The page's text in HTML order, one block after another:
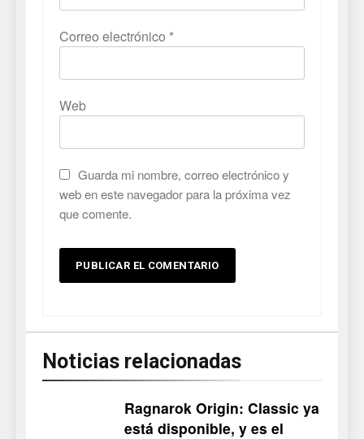
Correo electrónico *
Web
Guarda mi nombre, correo electrónico y
web en este navegador para la próxima vez
que comente.
Noticias relacionadas
Ragnarok Origin: Classic ya
está disponible, y es el